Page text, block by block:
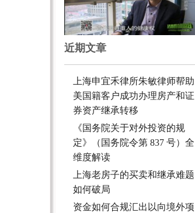
近期文章
上海申宜禾律所朱敏律师帮助
美国籍客户成功办理房产和证
券资产继承转移
《国务院关于对外投资的规
定》（国务院令第 837 号）全
维度解读
上海老房子的买卖和继承难题
如何破局
资金如何合规汇出以向境外项